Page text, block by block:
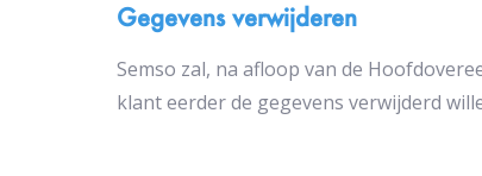
Gegevens verwijderen
Semso zal, na afloop van de
klant eerder de gegevens verwijderd